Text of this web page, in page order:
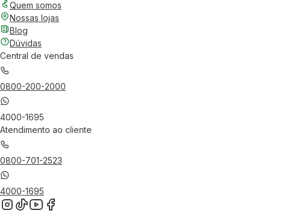
Quem somos
Nossas lojas
Blog
Dúvidas
Central de vendas
0800-200-2000
4000-1695
Atendimento ao cliente
0800-701-2523
4000-1695